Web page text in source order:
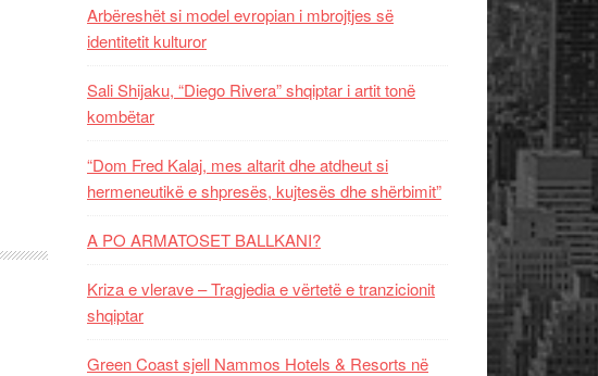
Arbëreshët si model evropian i mbrojtjes së
identitetit kulturor
Sali Shijaku, “Diego Rivera” shqiptar i artit tonë
kombëtar
“Dom Fred Kalaj, mes altarit dhe atdheut si
hermeneutikë e shpresës, kujtesës dhe shërbimit”
A PO ARMATOSET BALLKANI?
Kriza e vlerave – Tragjedia e vërtetë e tranzicionit
shqiptar
Green Coast sjell Nammos Hotels & Resorts në